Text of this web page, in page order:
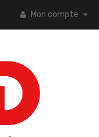
Mon compte